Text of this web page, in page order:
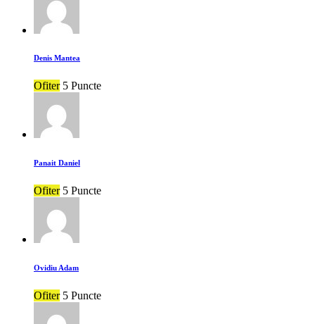
Denis Mantea
Ofiter 5 Puncte
Panait Daniel
Ofiter 5 Puncte
Ovidiu Adam
Ofiter 5 Puncte